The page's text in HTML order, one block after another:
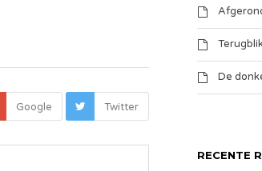
Twitter
Google
De
RECENTE